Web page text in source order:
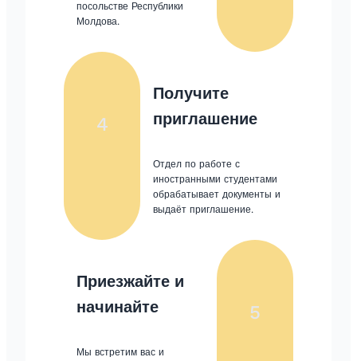
посольстве Республики
Молдова.
4
Получите
приглашение
Отдел по работе с
иностранными студентами
обрабатывает документы и
выдаёт приглашение.
Приезжайте и
начинайте
Мы встретим вас и
5